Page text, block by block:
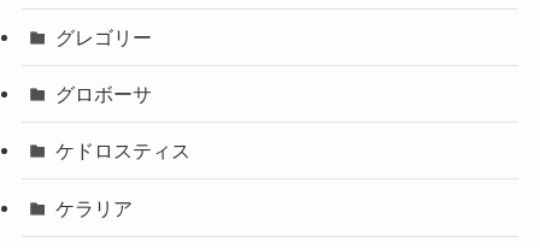
グレゴリー
グロボーサ
ケドロスティス
ケラリア